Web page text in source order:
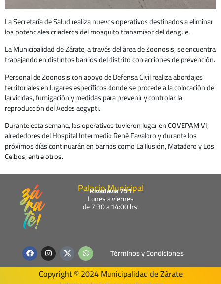
La Secretaría de Salud realiza nuevos operativos destinados a eliminar
los potenciales criaderos del mosquito transmisor del dengue.
La Municipalidad de Zárate, a través del área de Zoonosis, se encuentra
trabajando en distintos barrios del distrito con acciones de prevención.
Personal de Zoonosis con apoyo de Defensa Civil realiza abordajes
territoriales en lugares específicos donde se procede a la colocación de
larvicidas, fumigación y medidas para prevenir y controlar la
reproducción del Aedes aegypti.
Durante esta semana, los operativos tuvieron lugar en COVEPAM VI,
alrededores del Hospital Intermedio René Favaloro y durante los
próximos días continuarán en barrios como La Ilusión, Matadero y Los
Ceibos, entre otros.
Palacio Municipal
Rivadavia 751
Lunes a viernes
de 7:30 a 14:00 hs.
F
a
c
e
I
n
s
t
a
W
h
a
t
s
Términos y Condiciones
Copyright © 2024 Municipalidad de Zárate